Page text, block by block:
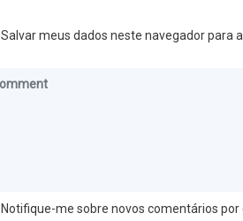
Salvar meus dados neste navegador para
Notifique-me sobre novos comentários por